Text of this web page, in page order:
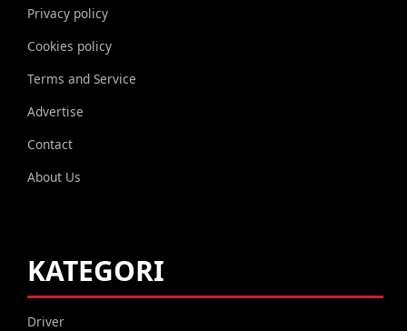
Privacy policy
Cookies policy
Terms and Service
Advertise
Contact
About Us
KATEGORI
Driver